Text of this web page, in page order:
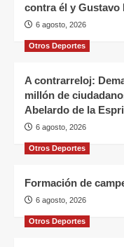
contra él y Gustavo
6 agosto, 2026
Otros Deportes
A contrarreloj:
millón de
Abelardo de la
6 agosto, 2026
Otros Deportes
Formación de
6 agosto, 2026
Otros Deportes